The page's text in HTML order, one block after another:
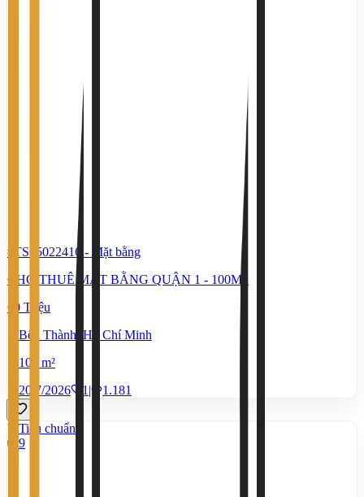
#TS65022416 -
Mặt bằng
CHO THUÊ MẶT BẰNG QUẬN 1 - 100M2
60 Triệu
Bến Thành, Hồ Chí Minh
100 m²
20/7/2026
1 | 1.181
Tiêu chuẩn
9